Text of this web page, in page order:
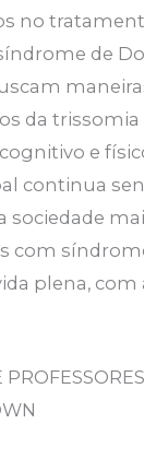
no
de
da trissomia
e
continua
com
plena,